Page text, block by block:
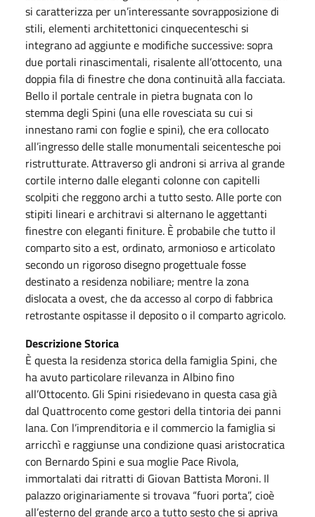
si caratterizza per un’interessante sovrapposizione di
stili, elementi architettonici cinquecenteschi si
integrano ad aggiunte e modifiche successive: sopra
due portali rinascimentali, risalente all’ottocento, una
doppia fila di finestre che dona continuità alla facciata.
Bello il portale centrale in pietra bugnata con lo
stemma degli Spini (una elle rovesciata su cui si
innestano rami con foglie e spini), che era collocato
all’ingresso delle stalle monumentali seicentesche poi
ristrutturate. Attraverso gli androni si arriva al grande
cortile interno dalle eleganti colonne con capitelli
scolpiti che reggono archi a tutto sesto. Alle porte con
stipiti lineari e architravi si alternano le aggettanti
finestre con eleganti finiture. È probabile che tutto il
comparto sito a est, ordinato, armonioso e articolato
secondo un rigoroso disegno progettuale fosse
destinato a residenza nobiliare; mentre la zona
dislocata a ovest, che da accesso al corpo di fabbrica
retrostante ospitasse il deposito o il comparto agricolo.
Descrizione Storica
È questa la residenza storica della famiglia Spini, che
ha avuto particolare rilevanza in Albino fino
all’Ottocento. Gli Spini risiedevano in questa casa già
dal Quattrocento come gestori della tintoria dei panni
lana. Con l’imprenditoria e il commercio la famiglia si
arricchì e raggiunse una condizione quasi aristocratica
con Bernardo Spini e sua moglie Pace Rivola,
immortalati dai ritratti di Giovan Battista Moroni. Il
palazzo originariamente si trovava “fuori porta”, cioè
all’esterno del grande arco a tutto sesto che si apriva